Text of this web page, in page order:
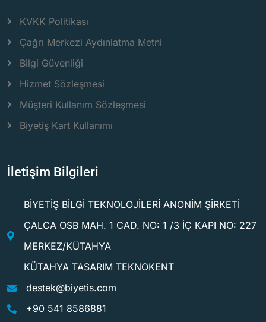
KVKK Politikası
Çağrı Merkezi Aydınlatma Metni
Bilgi Güvenliği
Hizmet Sözleşmesi
Müşteri Kullanım Sözleşmesi
Biyetiş Kart Kullanımı
İletişim Bilgileri
BİYETİŞ BİLGİ TEKNOLOJİLERİ ANONİM ŞİRKETİ
ÇALCA OSB MAH. 1 CAD. NO: 1 /3 İÇ KAPI NO: 227
MERKEZ/KÜTAHYA
KÜTAHYA TASARIM TEKNOKENT
destek@biyetis.com
+90 541 8586881